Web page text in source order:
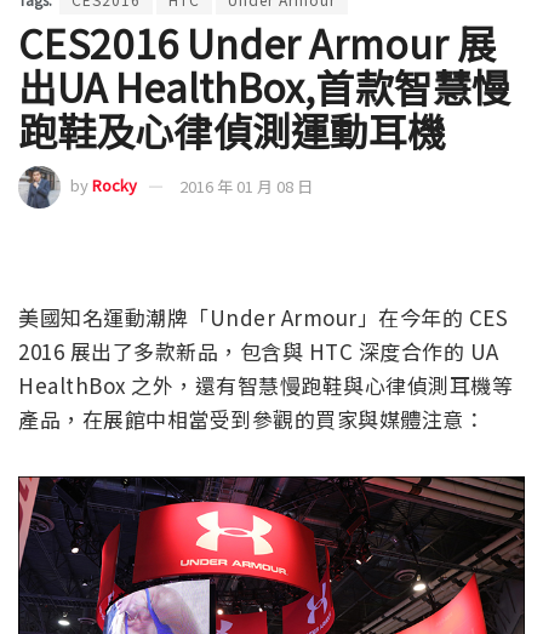
CES2016 Under Armour 展
出UA HealthBox,首款智慧慢
跑鞋及心律偵測運動耳機
byRocky 2016 年 01 月 08 日
美國知名運動潮牌「Under Armour」在今年的 CES
2016 展出了多款新品，包含與 HTC 深度合作的 UA
HealthBox 之外，還有智慧慢跑鞋與心律偵測耳機等
產品，在展館中相當受到參觀的買家與媒體注意：